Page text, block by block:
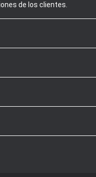
de los clientes.